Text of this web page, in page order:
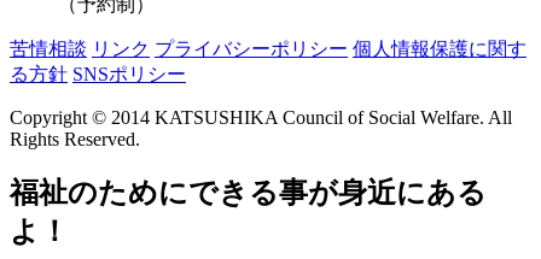
苦情相談 リンク プライバシーポリシー 個人情報保護に関す
る方針 SNSポリシー
Copyright © 2014 KATSUSHIKA Council of Social Welfare. All
Rights Reserved.
福祉のためにできる事が身近にある
よ！